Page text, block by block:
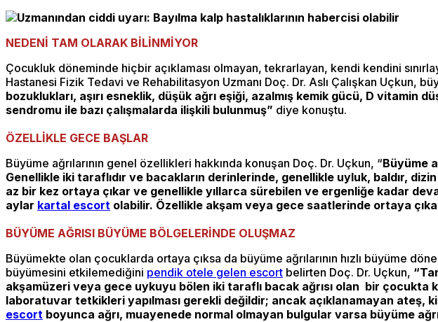
Uzmanından ciddi uyarı: Bayılma kalp hastalıklarının habercisi olabilir
NEDENİ TAM OLARAK BİLİNMİYOR
Çocukluk döneminde hiçbir açıklaması olmayan, tekrarlayan, kendi kendini
Hastanesi Fizik Tedavi ve Rehabilitasyon Uzmanı Doç. Dr. Aslı Çalışkan Uçkun,
bozuklukları, aşırı esneklik, düşük ağrı eşiği, azalmış kemik gücü, D vitamin
sendromu ile bazı çalışmalarda ilişkili bulunmuş” diye konuştu.
ÖZELLİKLE GECE BAŞLAR
Büyüme ağrılarının genel özellikleri hakkında konuşan Doç. Dr. Uçkun, “Büyüme
Genellikle iki taraflıdır ve bacakların derinlerinde, genellikle uyluk, baldır,
az bir kez ortaya çıkar ve genellikle yıllarca sürebilen ve ergenliğe kadar
aylar kartal escort olabilir. Özellikle akşam veya gece saatlerinde ortaya
BÜYÜME AĞRISI BÜYÜME BÖLGELERİNDE OLUŞMAZ
Büyümekte olan çocuklarda ortaya çıksa da büyüme ağrılarının hızlı büyüme
büyümesini etkilemediğini pendik otele gelen escort belirten Doç. Dr. Uçkun,
akşamüzeri veya gece uykuyu bölen iki taraflı bacak ağrısı olan bir
laboratuvar tetkikleri yapılması gerekli değildir; ancak açıklanamayan ateş,
escort boyunca ağrı, muayenede normal olmayan bulgular varsa büyüme